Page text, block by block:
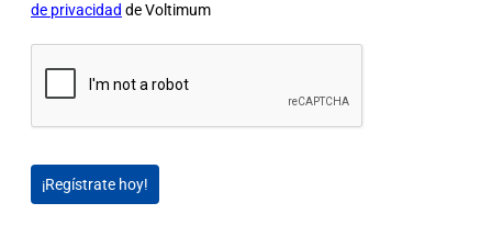
de privacidad de Voltimum
¡Regístrate hoy!